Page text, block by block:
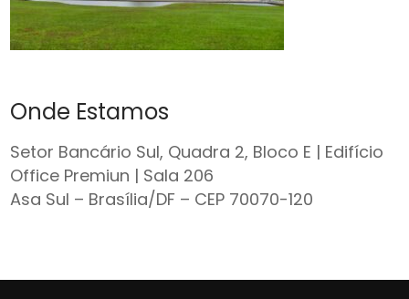
Onde Estamos
Setor Bancário Sul, Quadra 2, Bloco E | Edifício
Office Premiun | Sala 206
Asa Sul – Brasília/DF – CEP 70070-120